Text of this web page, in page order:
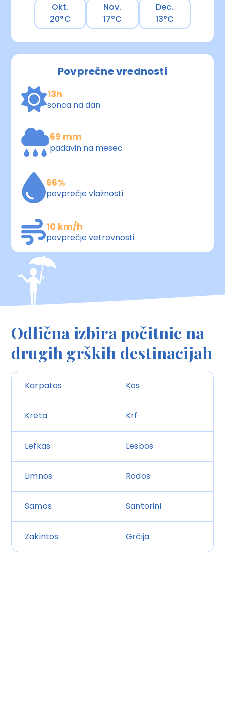
Okt.
20°C
Nov.
17°C
Dec.
13°C
Povprečne vrednosti
13h
sonca na dan
69 mm
padavin na mesec
66%
povprečje vlažnosti
10 km/h
povprečje vetrovnosti
Odlična izbira počitnic na
drugih grških destinacijah
Karpatos Kos
Kreta Krf
Lefkas Lesbos
Limnos Rodos
Samos Santorini
Zakintos Grčija